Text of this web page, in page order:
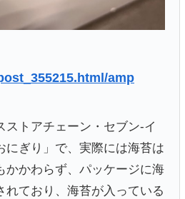
amp
トアチェーン・セブン-イ
にぎり」で、実際には海苔は
かかわらず、パッケージに海
れており、海苔が入っている